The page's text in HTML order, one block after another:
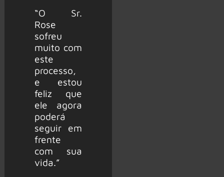
“O Sr.
Rose
sofreu
muito com
este
processo,
e estou
feliz que
ele agora
poderá
seguir em
frente
com sua
vida.”